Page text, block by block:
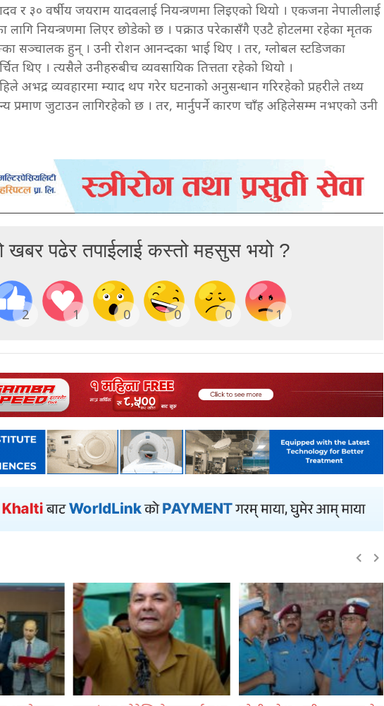
र ३० वर्षीय जयराम यादवलाई नियन्त्रणमा लिइएको थियो । एकजना नेपालीलाई
लागि नियन्त्रणमा लिएर छोडेको छ । पक्राउ परेकासँगै एउटै होटलमा रहेका मृतक
सञ्चालक हुन् । उनी रोशन आनन्दका भाई थिए । तर, ग्लोबल स्टडिजका
थिए । त्यसैले उनीहरुबीच व्यवसायिक तित्तता रहेको थियो ।
अभद्र व्यवहारमा म्याद थप गरेर घटनाको अनुसन्धान गरिरहेको प्रहरीले तथ्य
प्रमाण जुटाउन लागिरहेको छ । तर, मार्नुपर्ने कारण चाँह अहिलेसम्म नभएको उनी
खबर पढेर तपाईलाई कस्तो महसुस भयो ?
2 1 0 0 0 1